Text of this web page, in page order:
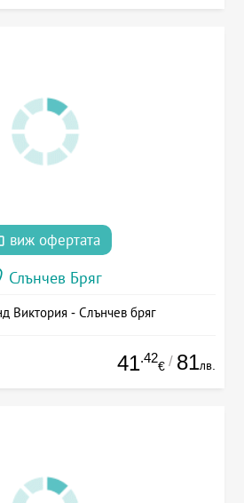
виж офертата
Слънчев Бряг
Виктория - Слънчев бряг
41.42
€ / 81лв.